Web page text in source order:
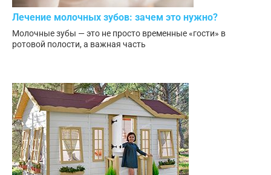
Лечение молочных зубов: зачем это нужно?
Молочные зубы — это не просто временные «гости» в
ротовой полости, а важная часть